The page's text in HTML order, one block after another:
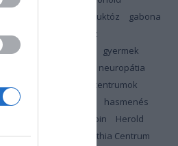
fruktóz
gabona
index
glükóz
gyermek
gyermek neuropátia
gyermek neuropátia centrumok
gyümölcscukor
hasmenés
hemoglobin
Herold
Megyei Neuropathia Centrum